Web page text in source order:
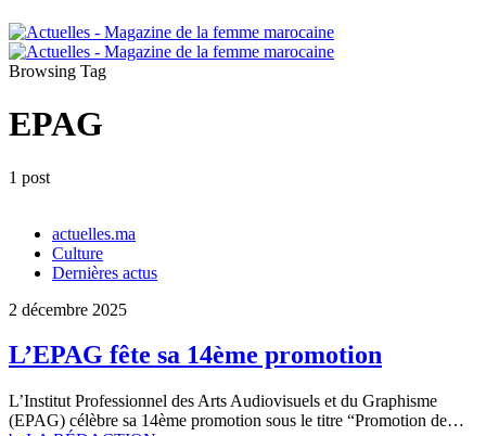
Browsing Tag
EPAG
1 post
actuelles.ma
Culture
Dernières actus
2 décembre 2025
L’EPAG fête sa 14ème promotion
L’Institut Professionnel des Arts Audiovisuels et du Graphisme
(EPAG) célèbre sa 14ème promotion sous le titre “Promotion de…